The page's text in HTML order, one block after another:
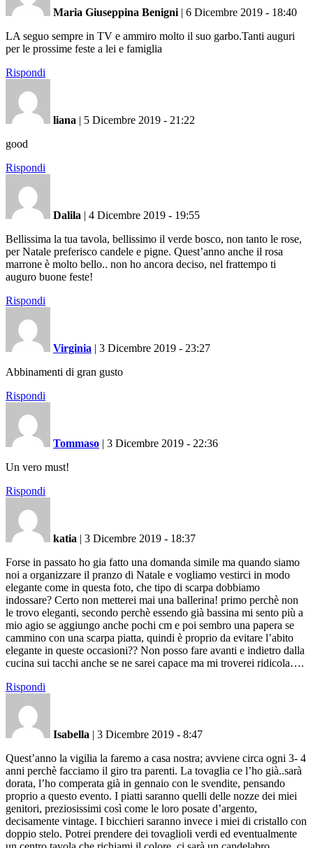
Maria Giuseppina Benigni | 6 Dicembre 2019 - 18:40
LA seguo sempre in TV e ammiro molto il suo garbo.Tanti auguri
per le prossime feste a lei e famiglia
Rispondi
liana | 5 Dicembre 2019 - 21:22
good
Rispondi
Dalila | 4 Dicembre 2019 - 19:55
Bellissima la tua tavola, bellissimo il verde bosco, non tanto le rose,
per Natale preferisco candele e pigne. Quest’anno anche il rosa
marrone è molto bello.. non ho ancora deciso, nel frattempo ti
auguro buone feste!
Rispondi
Virginia | 3 Dicembre 2019 - 23:27
Abbinamenti di gran gusto
Rispondi
Tommaso | 3 Dicembre 2019 - 22:36
Un vero must!
Rispondi
katia | 3 Dicembre 2019 - 18:37
Forse in passato ho gia fatto una domanda simile ma quando siamo
noi a organizzare il pranzo di Natale e vogliamo vestirci in modo
elegante come in questa foto, che tipo di scarpa dobbiamo
indossare? Certo non metterei mai una ballerina! primo perchè non
le trovo eleganti, secondo perchè essendo già bassina mi sento più a
mio agio se aggiungo anche pochi cm e poi sembro una papera se
cammino con una scarpa piatta, quindi è proprio da evitare l’abito
elegante in queste occasioni?? Non posso fare avanti e indietro dalla
cucina sui tacchi anche se ne sarei capace ma mi troverei ridicola….
Rispondi
Isabella | 3 Dicembre 2019 - 8:47
Quest’anno la vigilia la faremo a casa nostra; avviene circa ogni 3- 4
anni perchè facciamo il giro tra parenti. La tovaglia ce l’ho già..sarà
dorata, l’ho comperata già in gennaio con le svendite, pensando
proprio a questo evento. I piatti saranno quelli delle nozze dei miei
genitori, preziosissimi così come le loro posate d’argento,
decisamente vintage. I bicchieri saranno invece i miei di cristallo con
doppio stelo. Potrei prendere dei tovaglioli verdi ed eventualmente